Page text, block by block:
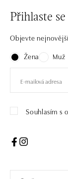
Přihlaste
Objevte
Žena
Muž
Souhlasím s